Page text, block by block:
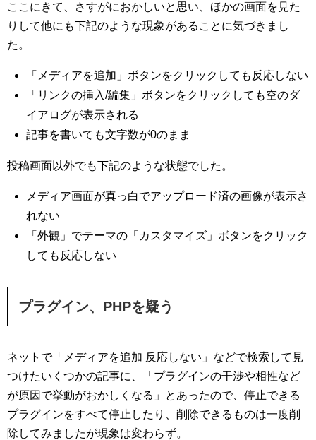
ここにきて、さすがにおかしいと思い、ほかの画面を見た
りして他にも下記のような現象があることに気づきまし
た。
「メディアを追加」ボタンをクリックしても反応しない
「リンクの挿入/編集」ボタンをクリックしても空のダ
イアログが表示される
記事を書いても文字数が0のまま
投稿画面以外でも下記のような状態でした。
メディア画面が真っ白でアップロード済の画像が表示さ
れない
「外観」でテーマの「カスタマイズ」ボタンをクリック
しても反応しない
プラグイン、PHPを疑う
ネットで「メディアを追加 反応しない」などで検索して見
つけたいくつかの記事に、「プラグインの干渉や相性など
が原因で挙動がおかしくなる」とあったので、停止できる
プラグインをすべて停止したり、削除できるものは一度削
除してみましたが現象は変わらず。